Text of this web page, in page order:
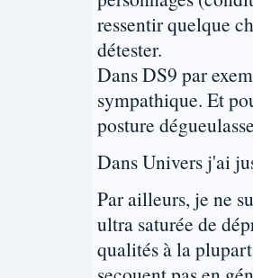
ressentir quelque
détester.
Dans DS9 par
sympathique. Et
posture
Dans Univers j'ai
Par ailleurs, je ne
ultra saturée de
qualités à la